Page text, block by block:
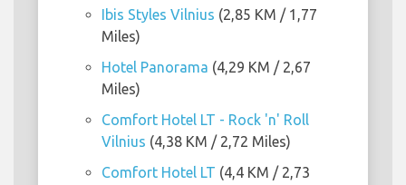
Ibis Styles Vilnius (2,85 KM / 1,77
Miles)
Hotel Panorama (4,29 KM / 2,67
Miles)
Comfort Hotel LT - Rock 'n' Roll
Vilnius (4,38 KM / 2,72 Miles)
Comfort Hotel LT (4,4 KM / 2,73